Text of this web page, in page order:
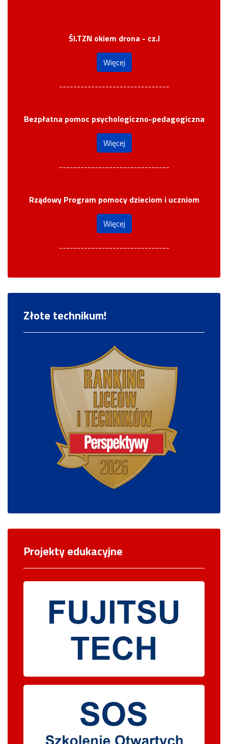
Śl.TZN okiem drona - cz.I
Więcej
-------------------------------
Bezpłatna pomoc psychologiczno-pedagogiczna
Więcej
-------------------------------
Rządowy Program pomocy dzieciom i uczniom
Więcej
-------------------------------
Złote technikum!
Projekty edukacyjne